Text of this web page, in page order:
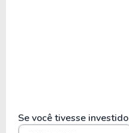
Se você tivesse investido